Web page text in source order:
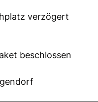
verzögert
beschlossen